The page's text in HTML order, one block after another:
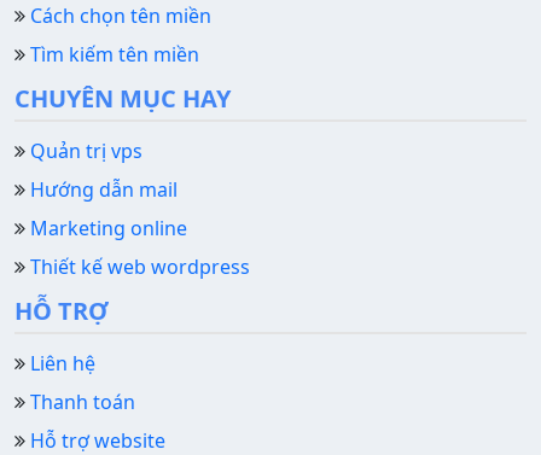
Cách chọn tên miền
Tìm kiếm tên miền
CHUYÊN MỤC HAY
Quản trị vps
Hướng dẫn mail
Marketing online
Thiết kế web wordpress
HỖ TRỢ
Liên hệ
Thanh toán
Hỗ trợ website